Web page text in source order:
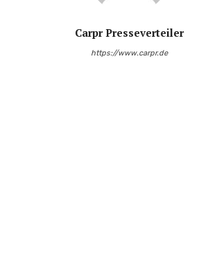
Carpr Presseverteiler
https://www.carpr.de